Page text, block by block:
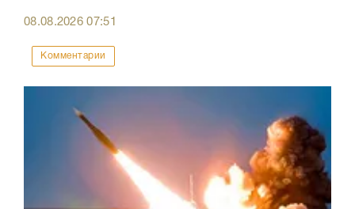
08.08.202607:51
Комментарии